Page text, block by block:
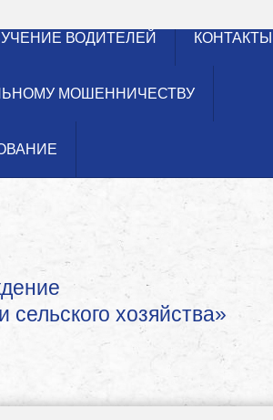
ВОДИТЕЛЕЙ КОНТАКТЫ
МОШЕННИЧЕСТВУ
хозяйства»